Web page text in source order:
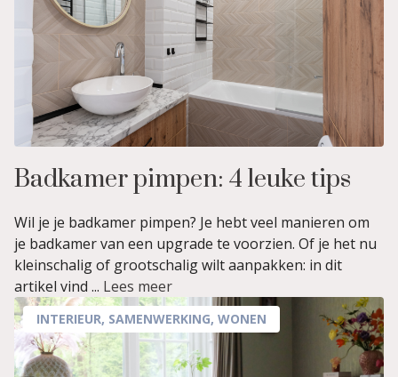
Badkamer pimpen: 4 leuke tips
Wil je je badkamer pimpen? Je hebt veel manieren om
je badkamer van een upgrade te voorzien. Of je het nu
kleinschalig of grootschalig wilt aanpakken: in dit
artikel vind ... Lees meer
INTERIEUR, SAMENWERKING, WONEN